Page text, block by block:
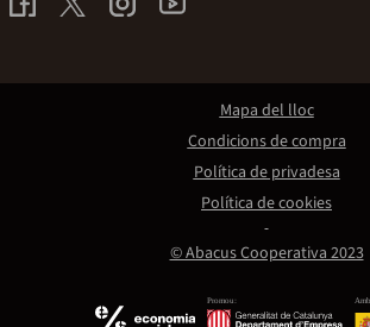
Promou:
© Abacus Cooperativa 2023
Mapa del lloc
Condicions de compra
Política de privadesa
Política de cookies